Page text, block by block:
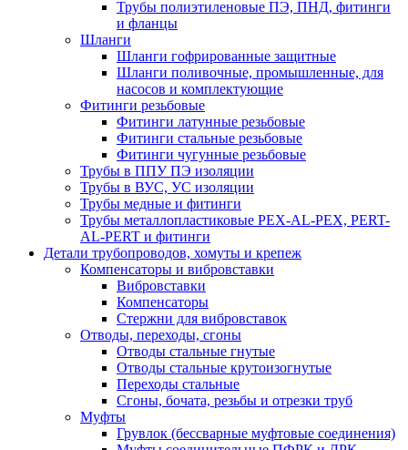
Трубы полиэтиленовые ПЭ, ПНД, фитинги
и фланцы
Шланги
Шланги гофрированные защитные
Шланги поливочные, промышленные, для
насосов и комплектующие
Фитинги резьбовые
Фитинги латунные резьбовые
Фитинги стальные резьбовые
Фитинги чугунные резьбовые
Трубы в ППУ ПЭ изоляции
Трубы в ВУС, УС изоляции
Трубы медные и фитинги
Трубы металлопластиковые PEX-AL-PEX, PERT-
AL-PERT и фитинги
Детали трубопроводов, хомуты и крепеж
Компенсаторы и вибровставки
Вибровставки
Компенсаторы
Стержни для вибровставок
Отводы, переходы, сгоны
Отводы стальные гнутые
Отводы стальные крутоизогнутые
Переходы стальные
Сгоны, бочата, резьбы и отрезки труб
Муфты
Грувлок (бессварные муфтовые соединения)